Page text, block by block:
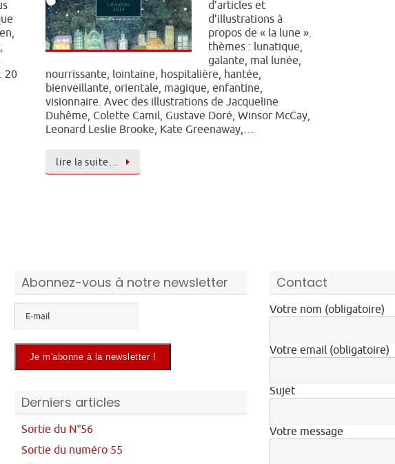
20
d’articles et
d’illustrations à
propos de « la lune ».
thèmes : lunatique,
galante, mal lunée,
nourrissante, lointaine, hospitalière, hantée,
bienveillante, orientale, magique, enfantine,
visionnaire. Avec des illustrations de Jacqueline
Duhême, Colette Camil, Gustave Doré, Winsor McCay,
Leonard Leslie Brooke, Kate Greenaway,…
lire la suite…
Abonnez-vous à notre newsletter
Derniers articles
Sortie du N°56
Sortie du numéro 55
Contact
Votre nom (obligatoire)
Votre email (obligatoire)
Sujet
Votre message